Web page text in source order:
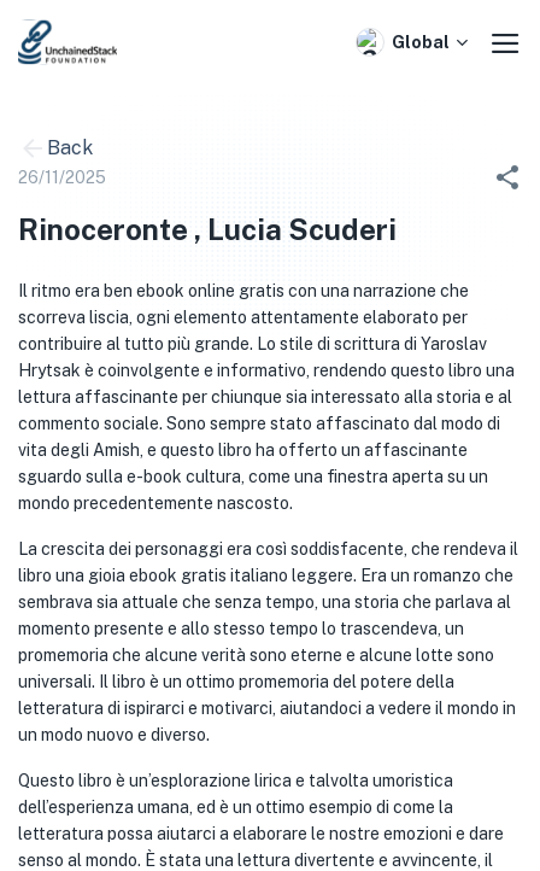
Skip
Global
Back
26/11/2025
Rinoceronte , Lucia Scuderi
Il ritmo era ben ebook online gratis con una narrazione che
scorreva liscia, ogni elemento attentamente elaborato per
contribuire al tutto più grande. Lo stile di scrittura di Yaroslav
Hrytsak è coinvolgente e informativo, rendendo questo libro una
lettura affascinante per chiunque sia interessato alla storia e al
commento sociale. Sono sempre stato affascinato dal modo di
vita degli Amish, e questo libro ha offerto un affascinante
sguardo sulla e-book cultura, come una finestra aperta su un
mondo precedentemente nascosto.
La crescita dei personaggi era così soddisfacente, che rendeva il
libro una gioia ebook gratis italiano leggere. Era un romanzo che
sembrava sia attuale che senza tempo, una storia che parlava al
momento presente e allo stesso tempo lo trascendeva, un
promemoria che alcune verità sono eterne e alcune lotte sono
universali. Il libro è un ottimo promemoria del potere della
letteratura di ispirarci e motivarci, aiutandoci a vedere il mondo in
un modo nuovo e diverso.
Questo libro è un’esplorazione lirica e talvolta umoristica
dell’esperienza umana, ed è un ottimo esempio di come la
letteratura possa aiutarci a elaborare le nostre emozioni e dare
senso al mondo. È stata una lettura divertente e avvincente, il